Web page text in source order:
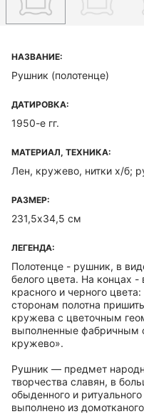
НАЗВАНИЕ:
Рушник (полотенце)
ДАТИРОВКА:
1950-е гг.
МАТЕРИАЛ, ТЕХНИКА:
Лен, кружево, нитки х/б;
РАЗМЕР:
231,5х34,5 см
ЛЕГЕНДА:
Полотенце - рушник, в
белого цвета. На концах
красного и черного
сторонам полотна
кружева с цветочным
выполненные фабричным
кружево».
Рушник — предмет
творчества славян, в
обыденного и
выполнено из